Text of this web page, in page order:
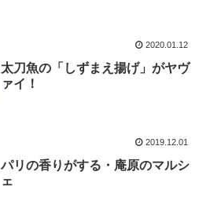
2020.01.12
太刀魚の「しずまえ揚げ」がヤヴ
ァイ！
2019.12.01
パリの香りがする・庵原のマルシ
ェ